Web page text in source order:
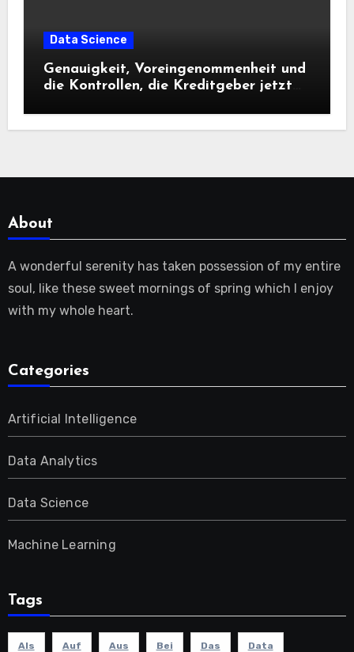
Data Science
Genauigkeit, Voreingenommenheit und
die Kontrollen, die Kreditgeber jetzt
About
A wonderful serenity has taken possession of my entire
soul, like these sweet mornings of spring which I enjoy
with my whole heart.
Categories
Artificial Intelligence
Data Analytics
Data Science
Machine Learning
Tags
Als Auf Aus Bei Das Data